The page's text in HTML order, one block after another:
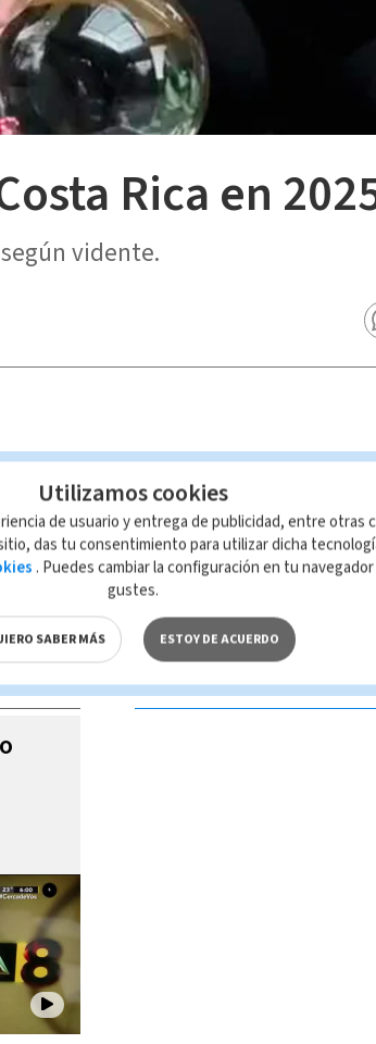
Rica en
vidente.
que es propiedad de TELEDIARIO; su
Utilizamos cookies
de usuario y entrega de publicidad, entre otras
das tu consentimiento para utilizar dicha
. Puedes cambiar la configuración en tu
gustes.
SABER MÁS ESTOY DE ACUERDO